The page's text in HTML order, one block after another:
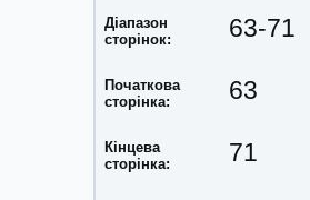
Діапазон
сторінок:
63-71
Початкова
сторінка:
63
Кінцева
сторінка:
71